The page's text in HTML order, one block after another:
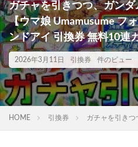
ガチャを引きつつ、ガン
【ウマ娘 Umamusume フ
ンドアイ 引換券 無料10連
2026年3月11日 引換券 件のビュー
HOME 引換券 ガチャを引き